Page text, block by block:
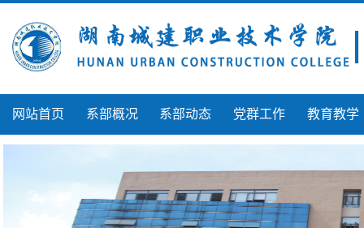
网站首页 系部概况 系部动态 党群工作 教育教学